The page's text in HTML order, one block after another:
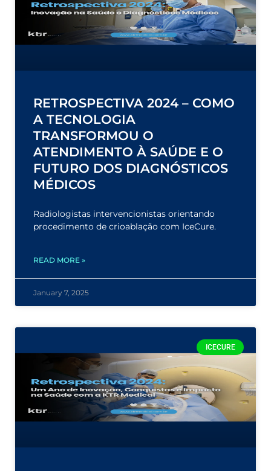
RETROSPECTIVA 2024 – COMO
A TECNOLOGIA
TRANSFORMOU O
ATENDIMENTO À SAÚDE E O
FUTURO DOS DIAGNÓSTICOS
MÉDICOS
Radiologistas intervencionistas orientando
procedimento de crioablação com IceCure.
READ MORE »
January 7, 2025
ICECURE